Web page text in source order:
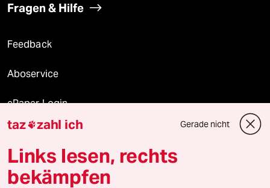
Fragen & Hilfe
Feedback
Aboservice
ePaper Login
Downloads für Abonnierende
taz zahl ich Gerade nicht
Links lesen, rechts
bekämpfen